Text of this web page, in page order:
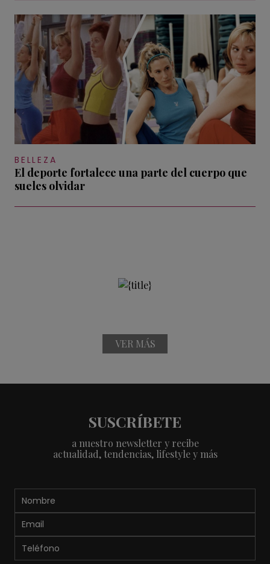
BELLEZA
El deporte fortalece una parte del cuerpo que
sueles olvidar
VER MÁS
SUSCRÍBETE
a nuestro newsletter y recibe
actualidad, tendencias, lifestyle y más